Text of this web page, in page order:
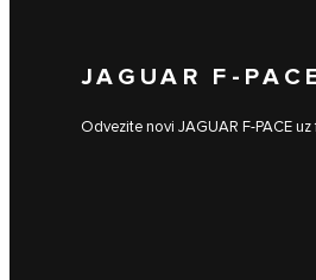
JAGUAR F-
Odvezite novi JAGUAR F-PACE